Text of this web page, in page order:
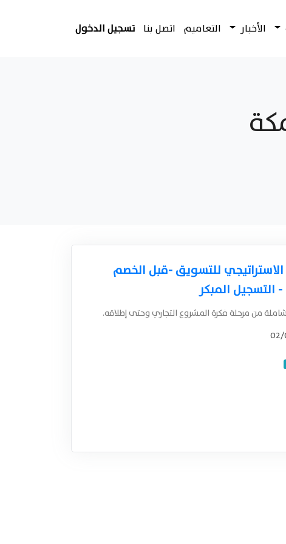
الأخبار التعاميم اتصل بنا تسجيل الدخول
للتسويق -قبل الخصم
من مرحلة فكرة المشروع التجاري وحتى إطلاقه.
02/